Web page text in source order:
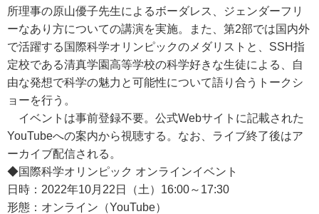
所理事の原山優子先生によるボーダレス、ジェンダーフリ
ーなあり方についての講演を実施。また、第2部では国内外
で活躍する国際科学オリンピックのメダリストと、SSH指
定校である清真学園高等学校の科学好きな生徒による、自
由な発想で科学の魅力と可能性について語り合うトークシ
ョーを行う。
イベントは事前登録不要。公式Webサイトに記載された
YouTubeへの案内から視聴する。なお、ライブ終了後はア
ーカイブ配信される。
◆国際科学オリンピック オンラインイベント
日時：2022年10月22日（土）16:00～17:30
形態：オンライン（YouTube）